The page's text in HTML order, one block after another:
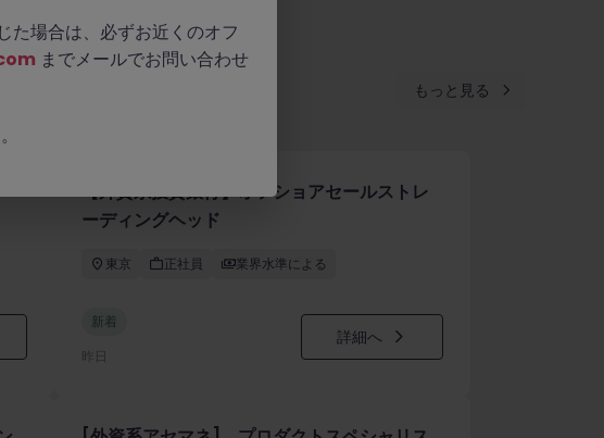
もっと見る
【外資系投資銀行】オフショアセールストレ
ーディングヘッド
東京 正社員 業界水準による
新着
昨日
詳細へ
場合は、必ずお近くのオフ
までメールでお問い合わせ